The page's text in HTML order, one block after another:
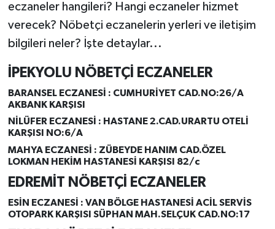
eczaneler hangileri? Hangi eczaneler hizmet
verecek? Nöbetçi eczanelerin yerleri ve iletişim
bilgileri neler? İşte detaylar...
İPEKYOLU NÖBETÇİ ECZANELER
BARANSEL ECZANESİ : CUMHURİYET CAD.NO:26/A
AKBANK KARŞISI
NİLÜFER ECZANESİ : HASTANE 2.CAD.URARTU OTELİ
KARŞISI NO:6/A
MAHYA ECZANESİ : ZÜBEYDE HANIM CAD.ÖZEL
LOKMAN HEKİM HASTANESİ KARŞISI 82/c
EDREMİT NÖBETÇİ ECZANELER
ESİN ECZANESİ : VAN BÖLGE HASTANESİ ACİL SERVİS
OTOPARK KARŞISI SÜPHAN MAH.SELÇUK CAD.NO:17